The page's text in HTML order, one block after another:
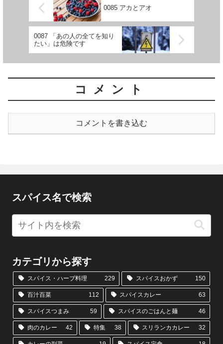
0085 アカとアオ
0087 「あの人の全てを知り
たい」は危険です
コメント
コメントを書き込む
スパイス名で検索
カテゴリから探す
スパイス・ハーブ料理 229 スパイスおかず 150
百汁百菜 112 スパイスカレー 63
スパイスつまみ 59 スパイスのごはんと麺 46
肉のカレー 42 特集 38 スリランカカレー 32